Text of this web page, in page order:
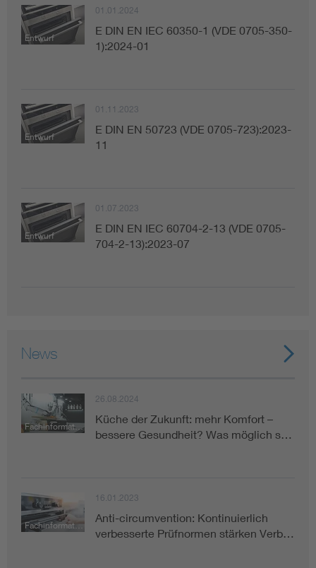
Entwurf
01.01.2024
E DIN EN IEC 60350-1 (VDE 0705-350-
1):2024-01
Entwurf
01.11.2023
E DIN EN 50723 (VDE 0705-723):2023-
11
Entwurf
01.07.2023
E DIN EN IEC 60704-2-13 (VDE 0705-
704-2-13):2023-07
News
Fachinformation
26.08.2024
Küche der Zukunft: mehr Komfort –
bessere Gesundheit? Was möglich s…
Fachinformation
16.01.2023
Anti-circumvention: Kontinuierlich
verbesserte Prüfnormen stärken Verb…